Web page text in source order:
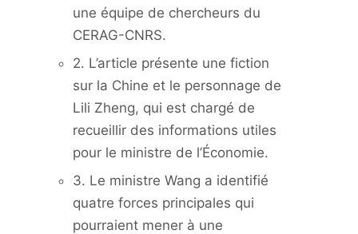
une équipe de chercheurs du
CERAG-CNRS.
2. L’article présente une fiction
sur la Chine et le personnage de
Lili Zheng, qui est chargé de
recueillir des informations utiles
pour le ministre de l’Économie.
3. Le ministre Wang a identifié
quatre forces principales qui
pourraient mener à une